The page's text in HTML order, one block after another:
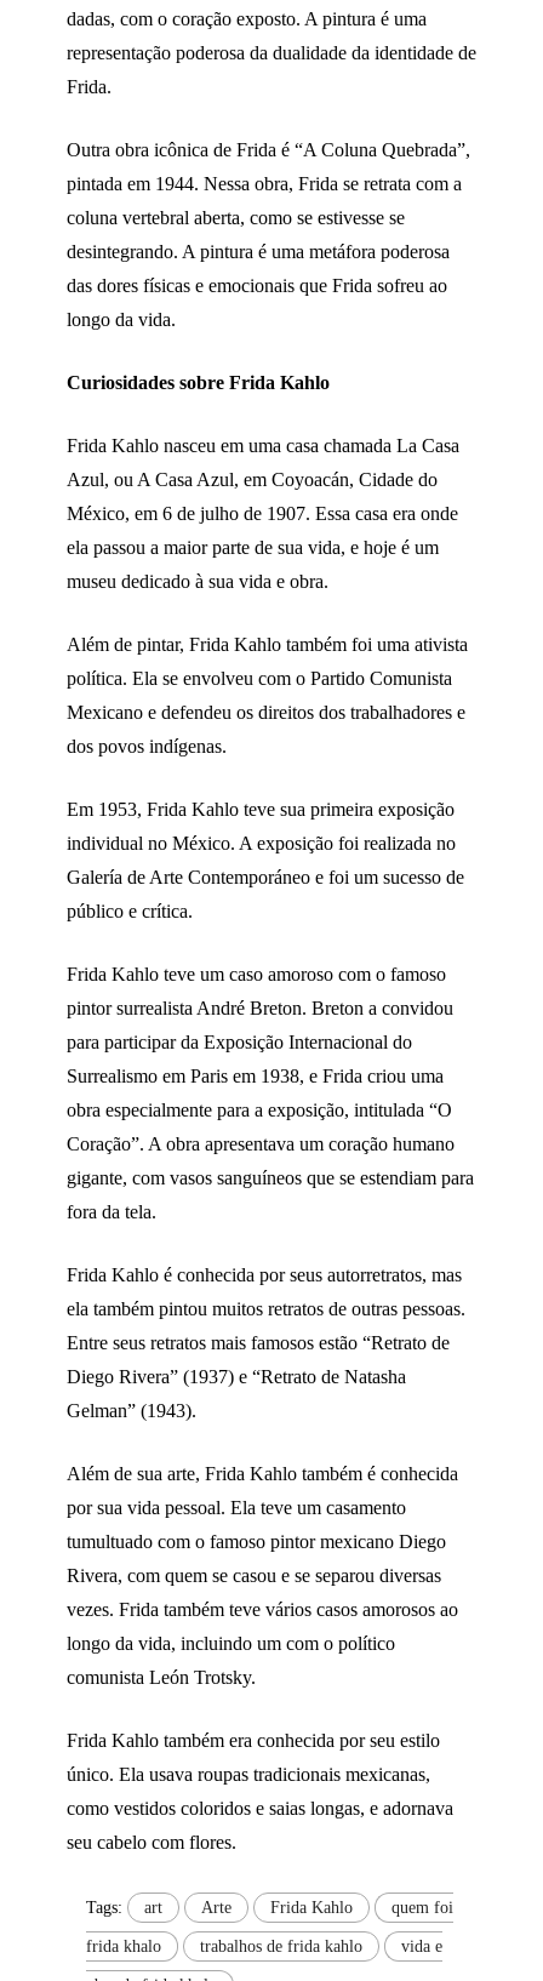
dadas, com o coração exposto. A pintura é uma
representação poderosa da dualidade da identidade de
Frida.
Outra obra icônica de Frida é “A Coluna Quebrada”,
pintada em 1944. Nessa obra, Frida se retrata com a
coluna vertebral aberta, como se estivesse se
desintegrando. A pintura é uma metáfora poderosa
das dores físicas e emocionais que Frida sofreu ao
longo da vida.
Curiosidades sobre Frida Kahlo
Frida Kahlo nasceu em uma casa chamada La Casa
Azul, ou A Casa Azul, em Coyoacán, Cidade do
México, em 6 de julho de 1907. Essa casa era onde
ela passou a maior parte de sua vida, e hoje é um
museu dedicado à sua vida e obra.
Além de pintar, Frida Kahlo também foi uma ativista
política. Ela se envolveu com o Partido Comunista
Mexicano e defendeu os direitos dos trabalhadores e
dos povos indígenas.
Em 1953, Frida Kahlo teve sua primeira exposição
individual no México. A exposição foi realizada no
Galería de Arte Contemporáneo e foi um sucesso de
público e crítica.
Frida Kahlo teve um caso amoroso com o famoso
pintor surrealista André Breton. Breton a convidou
para participar da Exposição Internacional do
Surrealismo em Paris em 1938, e Frida criou uma
obra especialmente para a exposição, intitulada “O
Coração”. A obra apresentava um coração humano
gigante, com vasos sanguíneos que se estendiam para
fora da tela.
Frida Kahlo é conhecida por seus autorretratos, mas
ela também pintou muitos retratos de outras pessoas.
Entre seus retratos mais famosos estão “Retrato de
Diego Rivera” (1937) e “Retrato de Natasha
Gelman” (1943).
Além de sua arte, Frida Kahlo também é conhecida
por sua vida pessoal. Ela teve um casamento
tumultuado com o famoso pintor mexicano Diego
Rivera, com quem se casou e se separou diversas
vezes. Frida também teve vários casos amorosos ao
longo da vida, incluindo um com o político
comunista León Trotsky.
Frida Kahlo também era conhecida por seu estilo
único. Ela usava roupas tradicionais mexicanas,
como vestidos coloridos e saias longas, e adornava
seu cabelo com flores.
Tags: art Arte Frida Kahlo quem foi
frida khalo trabalhos de frida kahlo vida e